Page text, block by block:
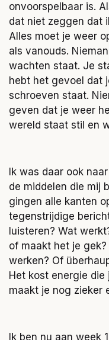
onvoorspelbaar is.
dat niet zeggen dat
Alles moet je weer
als vanouds.
wachten staat. Je
hebt het gevoel dat
schroeven staat.
geven dat je weer
wereld staat stil en
Ik was daar ook
de middelen die mij
gingen alle kanten
tegenstrijdige
luisteren? Wat
of maakt het je
werken? Of
Het kost energie
maakt je nog zieker
Ik ben nu aan week